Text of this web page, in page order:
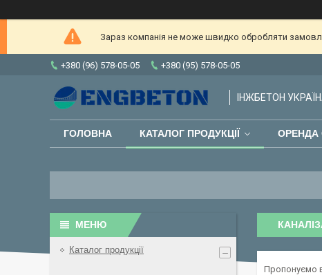
Зараз компанія не може швидко обробляти
+380 (96) 578-05-05 +380 (95) 578-05-05
ІНЖБЕТОН
ГОЛОВНА КАТАЛОГ ПРОДУКЦІЇ ОРЕНДА
Пропонуємо
Каталог продукції